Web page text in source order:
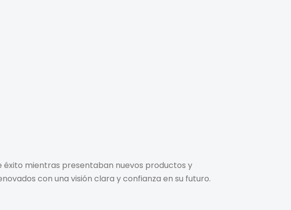
éxito mientras presentaban nuevos productos y
con una visión clara y confianza en su futuro.